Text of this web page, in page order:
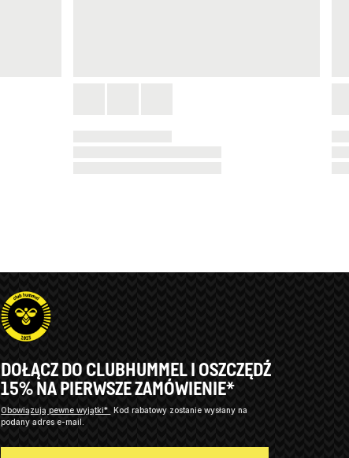
DOŁĄCZ DO CLUBHUMMEL I OSZCZĘDŹ
15% NA PIERWSZE ZAMÓWIENIE*
Obowiązują pewne wyjątki*
Kod rabatowy zostanie wysłany na
podany adres e-mail.